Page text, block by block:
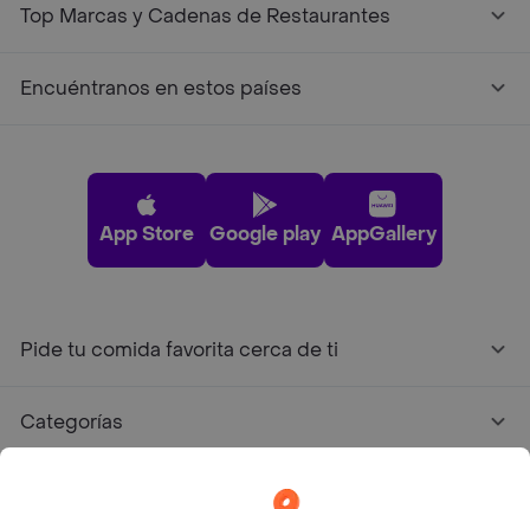
Top Marcas y Cadenas de Restaurantes
Encuéntranos en estos países
App Store Google play AppGallery
Pide tu comida favorita cerca de ti
Categorías